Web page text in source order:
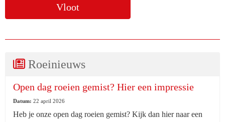
Vloot
Roeinieuws
Open dag roeien gemist? Hier een impressie
Datum: 22 april 2026
Heb je onze open dag roeien gemist? Kijk dan hier naar een